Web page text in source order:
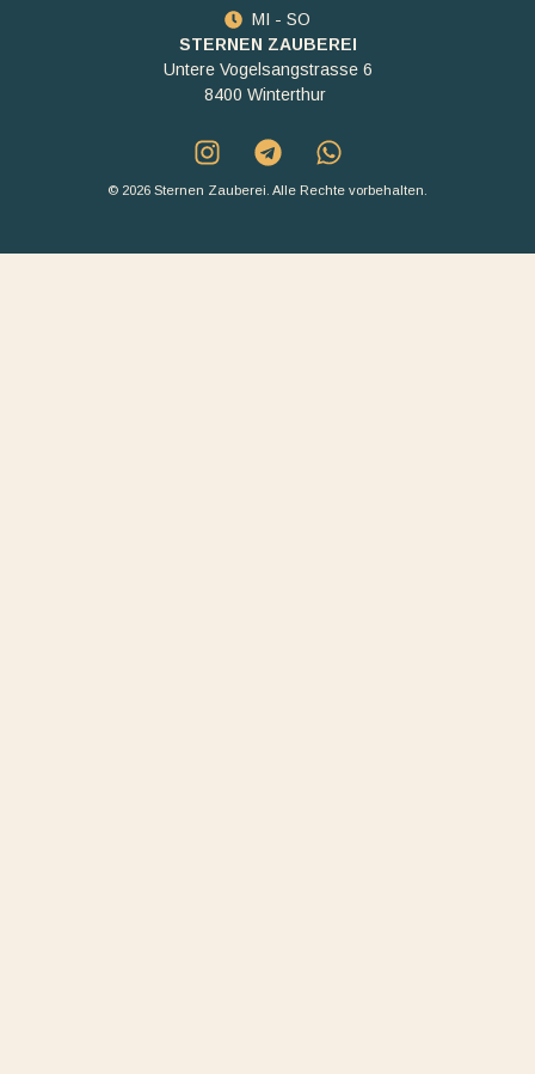
MI - SO
STERNEN ZAUBEREI
Untere Vogelsangstrasse 6
8400 Winterthur
© 2026 Sternen Zauberei. Alle Rechte vorbehalten.